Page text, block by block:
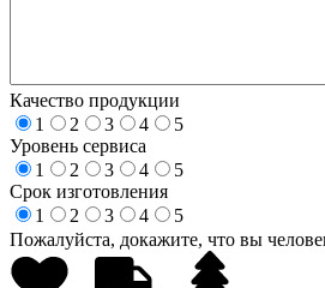
Качество продукции
1
2 3 4
5
Уровень сервиса
1
2 3 4
5
Срок изготовления
1
2 3 4
5
Пожалуйста, докажите, что вы